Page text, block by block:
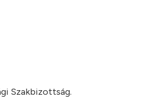
Szakbizottság.